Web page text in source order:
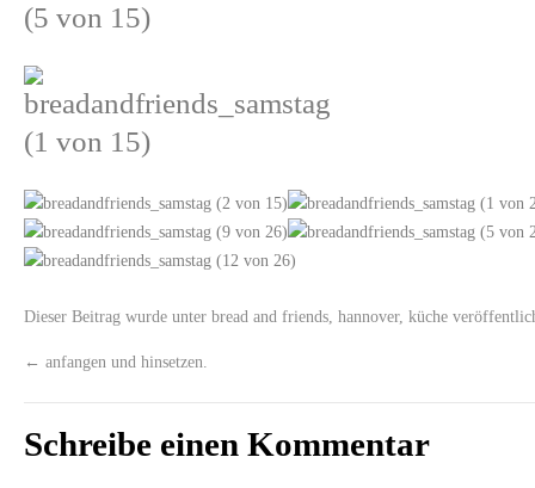
Dieser Beitrag wurde unter bread and friends hannover, küche
← anfangen und hinsetzen.
Schreibe einen Kommentar